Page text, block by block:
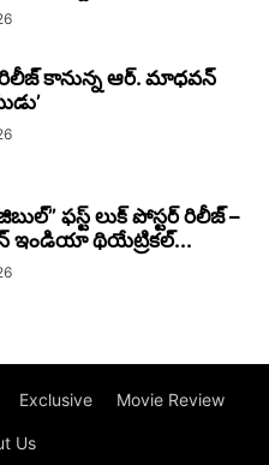
రిలీజ్ కానున్న ఆర్‌. మాధవన్‌
ఫస్ట్ లుక్ పోస్టర్ రిలీజ్ –
ఇండియా థియేట్రికల్...
Exclusive Movie Review
Us